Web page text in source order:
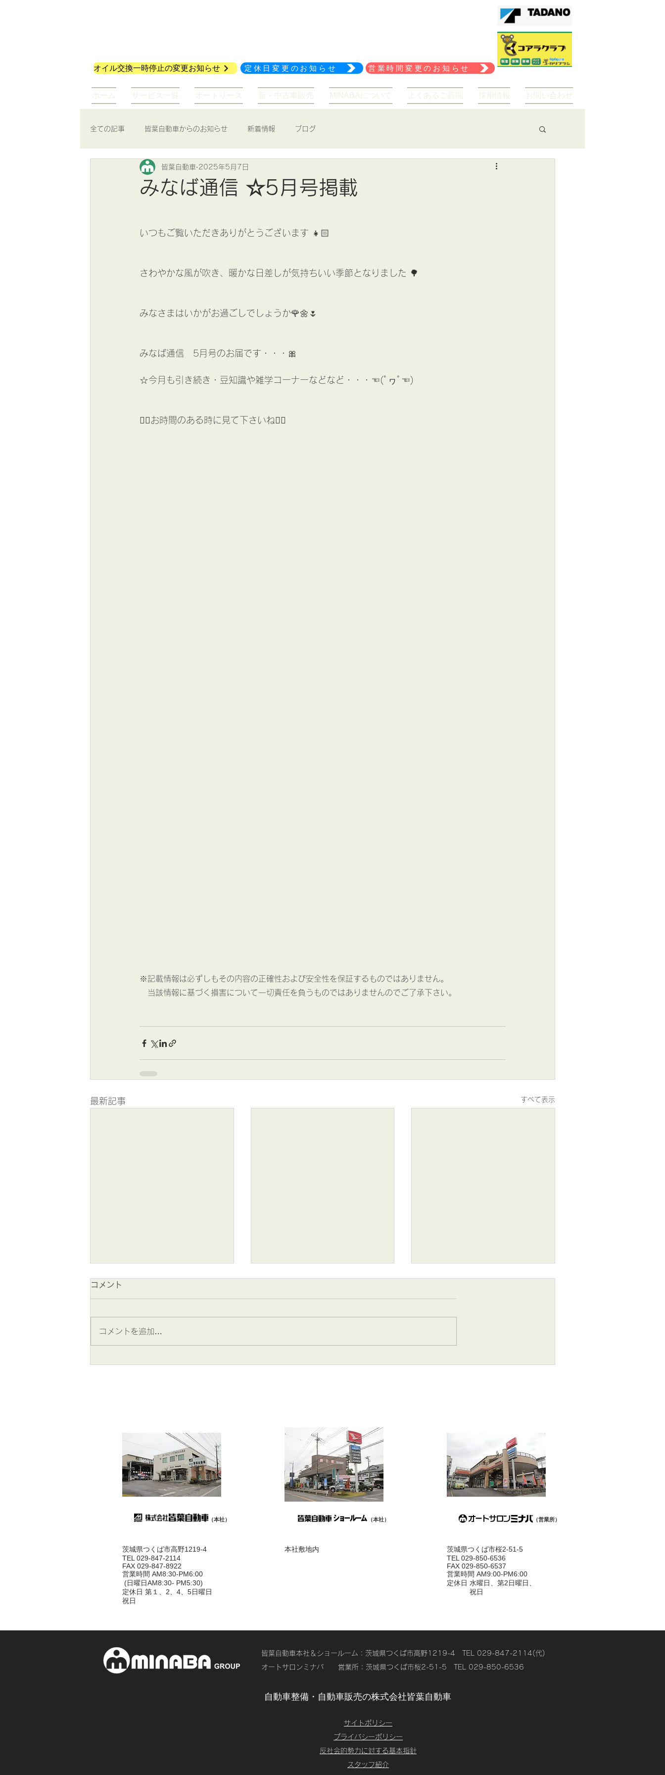
オイル交換一時停止の変更お知らせ
定休日変更のお知らせ 営業時間変更のお知らせ
ホーム サービス一覧 オートリース 新・中古車販売 MINABAについて よくあるご質問 採用情報 お問い合わせ
全ての記事 皆葉自動車からのお知らせ 新着情報 ブログ
みなば通信 ☆5月号掲載
皆葉自動車 2025年5月7日
いつもご覧いただきありがとうございます 👧🏻
さわやかな風が吹き、暖かな日差しが気持ちいい季節となりました 🌳
みなさまはいかがお過ごしでしょうか🌹🌼🌷
みなば通信　5月号のお届です・・・🎀
☆今月も引き続き・豆知識や雑学コーナーなどなど・・・☜(ﾟヮﾟ☜)
🖐🏻お時間のある時に見て下さいね🖐🏻
※記載情報は必ずしもその内容の正確性および安全性を保証するものではありません。
当該情報に基づく損害について一切責任を負うものではありませんのでご了承下さい。
最新記事 すべて表示
2026年 7月4日･5日(土曜･
コメント
コメントを追加…
（本社）
茨城県つくば市高野1219-4
TEL 029-847-2114
FAX 029-847-8922
営業時間 AM8:30-PM6:00
(日曜日AM8:30- PM5:30)
定休日 第１、2、4、5日曜日
祝日
（本社）
本社敷地内
（営業所）
茨城県つくば市桜2-51-5
TEL 029-850-6536
FAX 029-850-6537
営業時間 AM9:00-PM6:00
定休日 水曜日、第2日曜日、
祝日
皆葉自動車本社＆ショールーム：茨城県つくば市高野1219-4 TEL 029-847-2114(代)
オートサロンミナバ 営業所：茨城県つくば市桜2-51-5 TEL 029-850-6536
自動車整備・自動車販売の株式会社皆葉自動車
​サイトポリシー
プライバシーポリシー
反社会的勢力に対する基本指針
スタッフ紹介